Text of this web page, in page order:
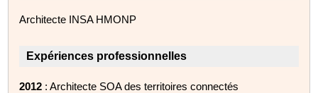
Architecte INSA HMONP
Expériences professionnelles
2012 : Architecte SOA des territoires connectés